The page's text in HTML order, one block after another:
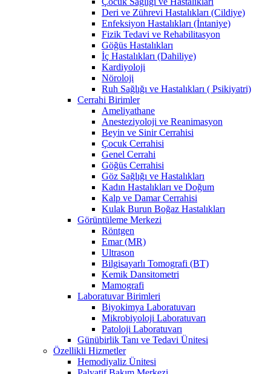
Deri ve Zührevi Hastalıkları (Cildiye)
Enfeksiyon Hastalıkları (İntaniye)
Fizik Tedavi ve Rehabilitasyon
Göğüs Hastalıkları
İç Hastalıkları (Dahiliye)
Kardiyoloji
Nöroloji
Ruh Sağlığı ve Hastalıkları ( Psikiyatri)
Cerrahi Birimler
Ameliyathane
Anesteziyoloji ve Reanimasyon
Beyin ve Sinir Cerrahisi
Çocuk Cerrahisi
Genel Cerrahi
Göğüs Cerrahisi
Göz Sağlığı ve Hastalıkları
Kadın Hastalıkları ve Doğum
Kalp ve Damar Cerrahisi
Kulak Burun Boğaz Hastalıkları
Görüntüleme Merkezi
Röntgen
Emar (MR)
Ultrason
Bilgisayarlı Tomografi (BT)
Kemik Dansitometri
Mamografi
Laboratuvar Birimleri
Biyokimya Laboratuvarı
Mikrobiyoloji Laboratuvarı
Patoloji Laboratuvarı
Günübirlik Tanı ve Tedavi Ünitesi
Özellikli Hizmetler
Hemodiyaliz Ünitesi